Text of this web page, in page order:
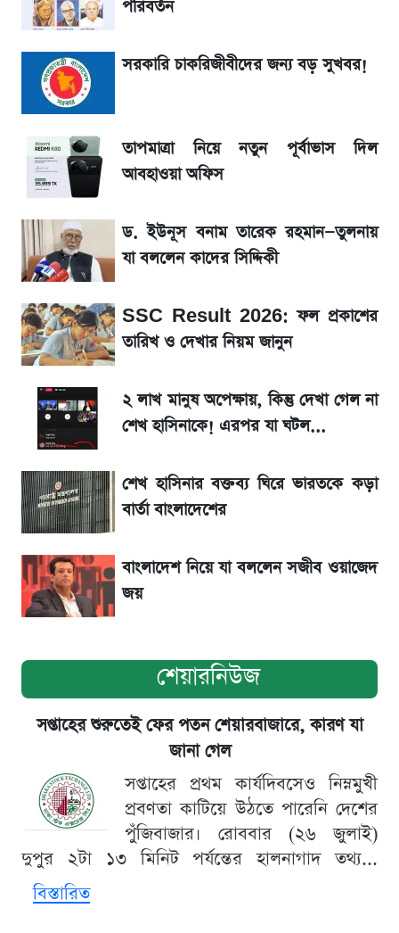
জেনে নিন আজকের সোনা ও রুপার সর্বশেষ দাম
আগে দেখে নিন, আজকের সোনার নতুন দাম
তাপমাত্রা নিয়ে নতুন পূর্বাভাস দিল আবহাওয়া অফিস
SSc Result 2026 তারিখ চূড়ান্ত, স্কুলে ভর্তি
টিভিতে আজকের খেলা (৭ আগস্ট)
মেসির জীবনে নেমে এলো শোকের ছায়া
La Liga 2026-2027: সর্বশেষ পয়েন্ট টেবিল ও
খবর
একদিনের ব্যবধানে আজকের সোনার দাম
পরিবর্তন
সরকারি চাকরিজীবীদের জন্য বড় সুখবর!
তাপমাত্রা নিয়ে নতুন পূর্বাভাস দিল
আবহাওয়া অফিস
ড. ইউনূস বনাম তারেক রহমান—তুলনায়
যা বললেন কাদের সিদ্দিকী
SSC Result 2026: ফল প্রকাশের
তারিখ ও দেখার নিয়ম জানুন
২ লাখ মানুষ অপেক্ষায়, কিন্তু দেখা গেল না
শেখ হাসিনাকে! এরপর যা ঘটল...
শেখ হাসিনার বক্তব্য ঘিরে ভারতকে কড়া
বার্তা বাংলাদেশের
বাংলাদেশ নিয়ে যা বললেন সজীব ওয়াজেদ
জয়
শেয়ারনিউজ
সপ্তাহের শুরুতেই ফের পতন শেয়ারবাজারে, কারণ যা
জানা গেল
সপ্তাহের প্রথম কার্যদিবসেও নিম্নমুখী
প্রবণতা কাটিয়ে উঠতে পারেনি দেশের
পুঁজিবাজার। রোববার (২৬ জুলাই)
দুপুর ২টা ১৩ মিনিট পর্যন্তের হালনাগাদ তথ্য...
বিস্তারিত